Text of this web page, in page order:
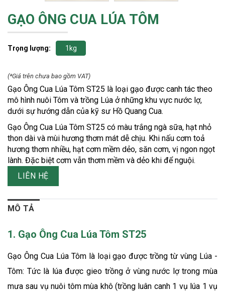
GẠO ÔNG CUA LÚA TÔM
Trọng lượng: 1kg
(*Giá trên chưa bao gồm VAT)
Gạo Ông Cua Lúa Tôm ST25 là loại gạo được canh tác theo
mô hình nuôi Tôm và trồng Lúa ở những khu vực nước lợ,
dưới sự hướng dẫn của kỹ sư Hồ Quang Cua.
Gạo Ông Cua Lúa Tôm ST25 có màu trắng ngà sữa, hạt nhỏ
thon dài và mùi hương thơm mát dễ chịu. Khi nấu cơm toả
hương thơm nhiều, hạt cơm mềm dẻo, săn cơm, vị ngon ngọt
lành. Đặc biệt cơm vẫn thơm mềm và dẻo khi để nguội.
LIÊN HỆ
MÔ TẢ
1. Gạo Ông Cua Lúa Tôm ST25
Gạo Ông Cua Lúa Tôm là loại gạo được trồng từ vùng Lúa -
Tôm: Tức là lúa được gieo trồng ở vùng nước lợ trong mùa
mưa sau vụ nuôi tôm mùa khô (trồng luân canh 1 vụ lúa 1 vụ